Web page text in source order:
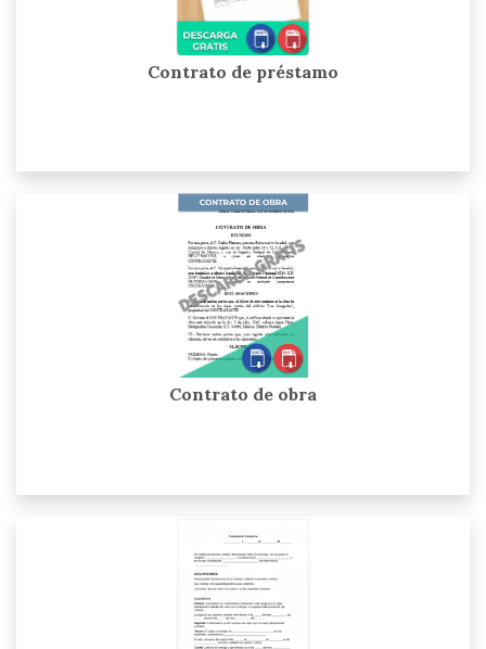
Contrato de préstamo
Contrato de obra